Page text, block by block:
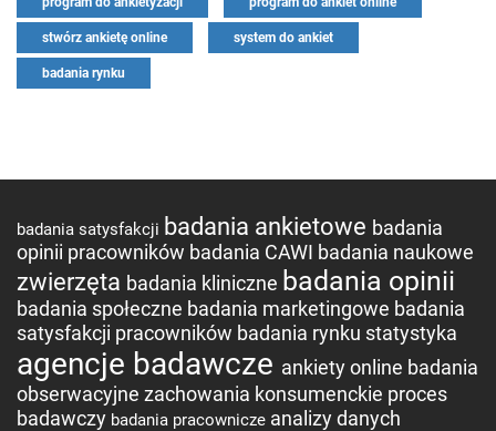
stwórz ankietę online system do ankiet
badania rynku
badania satysfakcji badania ankietowe badania
opinii pracowników badania CAWI badania naukowe
zwierzęta badania kliniczne badania opinii
badania społeczne badania marketingowe badania
satysfakcji pracowników badania rynku statystyka
agencje badawcze ankiety online badania
obserwacyjne zachowania konsumenckie proces
badawczy badania pracownicze analizy danych